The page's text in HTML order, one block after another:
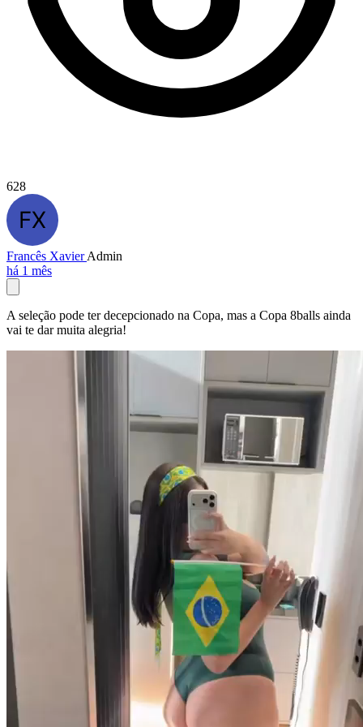
628
Francês XavierAdmin
há 1 mês
A seleção pode ter decepcionado na Copa, mas a Copa 8balls ainda
vai te dar muita alegria!